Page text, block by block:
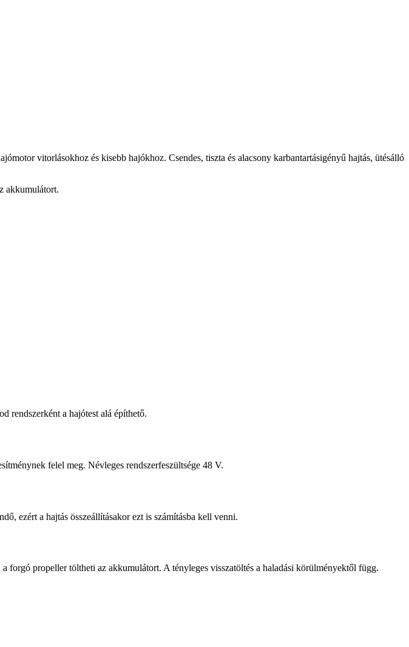
vitorlásokhoz és kisebb hajókhoz. Csendes, tiszta és alacsony karbantartásigényű hajtás, ütésálló
akkumulátort.
rendszerként a hajótest alá építhető.
felel meg. Névleges rendszerfeszültsége 48 V.
ezért a hajtás összeállításakor ezt is számításba kell venni.
propeller töltheti az akkumulátort. A tényleges visszatöltés a haladási körülményektől függ.